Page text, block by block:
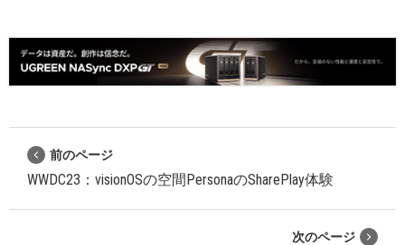
前のページ
WWDC23：visionOSの空間PersonaのSharePlay体験
次のページ